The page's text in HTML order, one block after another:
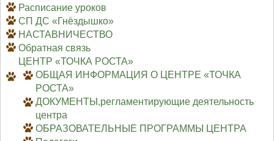
Расписание уроков
СП ДС «Гнёздышко»
НАСТАВНИЧЕСТВО
Обратная связь
ЦЕНТР «ТОЧКА РОСТА»
ОБЩАЯ ИНФОРМАЦИЯ О ЦЕНТРЕ «ТОЧКА
РОСТА»
ДОКУМЕНТЫ,регламентирующие деятельность
центра
ОБРАЗОВАТЕЛЬНЫЕ ПРОГРАММЫ ЦЕНТРА